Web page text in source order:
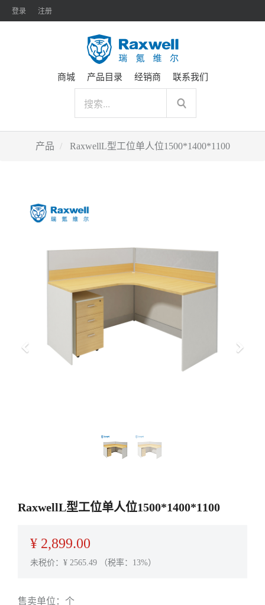
登录 注册
商城 产品目录 经销商 联系我们
产品 RaxwellL型工位单人位1500*1400*1100
下
RaxwellL型工位单人位1500*1400*1100
¥ 2,899.00
未税价：¥ 2565.49 （税率：13%）
售卖单位： 个